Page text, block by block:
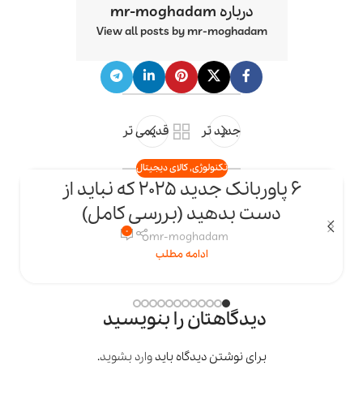
درباره mr-moghadam
View all posts by mr-moghadam
جدید تر قدیمی تر
تکنولوژی,کالای دیجیتال
6 پاوربانک جدید 2025 که نباید از
دست بدهید (بررسی کامل)
mr-moghadam
0
ادامه مطلب
دیدگاهتان را بنویسید
برای نوشتن دیدگاه بایدوارد بشوید.